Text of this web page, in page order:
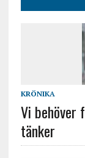
KRÖNIKA
Vi behöver
tänker